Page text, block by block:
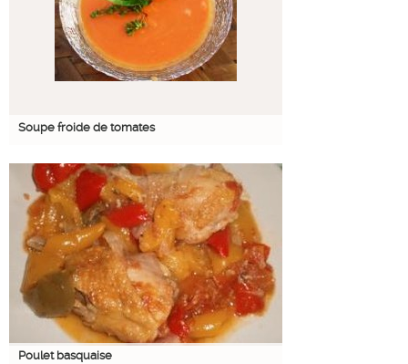
Soupe froide de tomates
Poulet basquaise